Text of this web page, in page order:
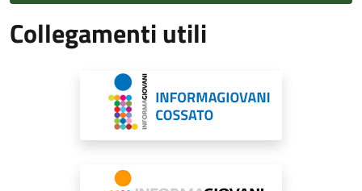
Collegamenti utili